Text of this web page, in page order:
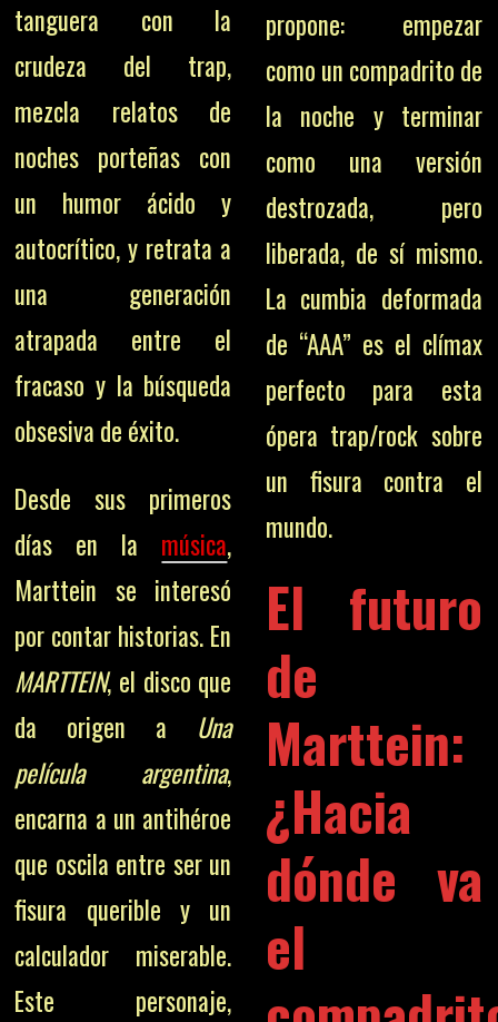
tanguera con la
crudeza del trap,
mezcla relatos de
noches porteñas con
un humor ácido y
autocrítico, y retrata a
una generación
atrapada entre el
fracaso y la búsqueda
obsesiva de éxito.
Desde sus primeros
días en la música,
Marttein se interesó
por contar historias. En
MARTTEIN, el disco que
da origen a Una
película argentina,
encarna a un antihéroe
que oscila entre ser un
fisura querible y un
calculador miserable.
Este personaje,
propone: empezar
como un compadrito de
la noche y terminar
como una versión
destrozada, pero
liberada, de sí mismo.
La cumbia deformada
de “AAA” es el clímax
perfecto para esta
ópera trap/rock sobre
un fisura contra el
mundo.
El futuro
de
Marttein:
¿Hacia
dónde va
el